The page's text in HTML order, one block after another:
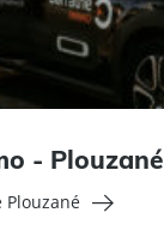
- Plouzané